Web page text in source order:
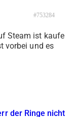
#753284
Steam ist kaufe
vorbei und es
der Ringe nicht